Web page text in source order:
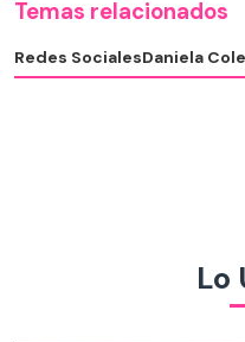
Temas relacionados
Redes SocialesDaniela
Lo